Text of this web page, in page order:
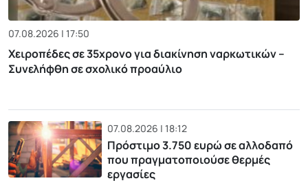
07.08.2026 | 17:50
Χειροπέδες σε 35χρονο για διακίνηση ναρκωτικών –
Συνελήφθη σε σχολικό προαύλιο
07.08.2026 | 18:12
Πρόστιμο 3.750 ευρώ σε αλλοδαπό
που πραγματοποιούσε θερμές
εργασίες